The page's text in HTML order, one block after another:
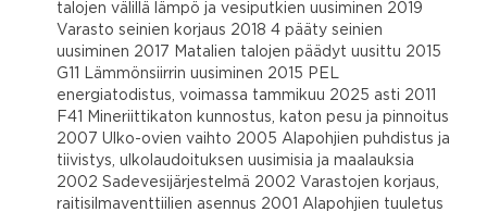
talojen välillä lämpö ja vesiputkien uusiminen 2019
Varasto seinien korjaus 2018 4 pääty seinien
uusiminen 2017 Matalien talojen päädyt uusittu 2015
G11 Lämmönsiirrin uusiminen 2015 PEL
energiatodistus, voimassa tammikuu 2025 asti 2011
F41 Mineriittikaton kunnostus, katon pesu ja pinnoitus
2007 Ulko-ovien vaihto 2005 Alapohjien puhdistus ja
tiivistys, ulkolaudoituksen uusimisia ja maalauksia
2002 Sadevesijärjestelmä 2002 Varastojen korjaus,
raitisilmaventtiilien asennus 2001 Alapohjien tuuletus